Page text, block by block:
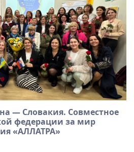
— Словакия. Совместное
федерации за мир
«АЛЛАТРА»